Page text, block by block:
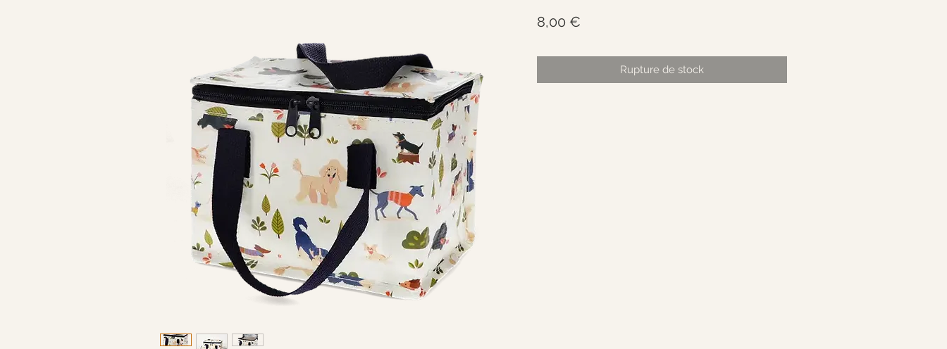
8,00 €
Rupture de stock